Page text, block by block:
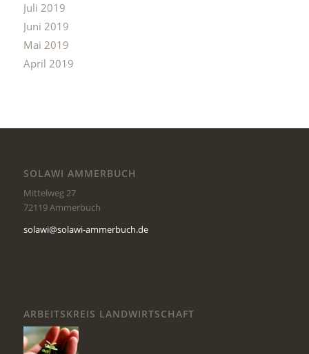
Juli 2019
Juni 2019
Mai 2019
April 2019
SOLAWI AMMERBUCH
Mittelweg 27
72119 Ammerbuch
solawi@solawi-ammerbuch.de
ARBEITSKREIS LANDWIRTSCHAFT